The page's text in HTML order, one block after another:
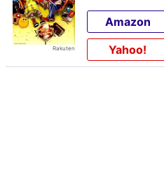
Amazon
Yahoo!